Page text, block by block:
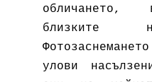
обличането,
близките
улови